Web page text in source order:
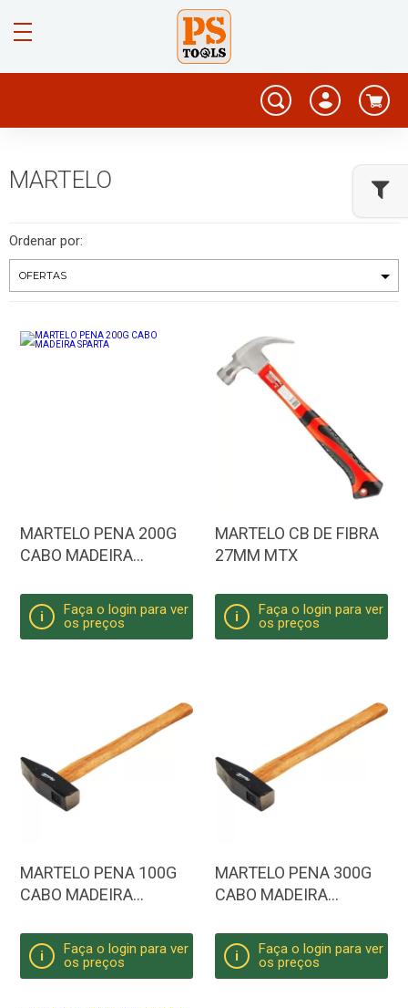
MARTELO
Ordenar por:
MARTELO PENA 200G
CABO MADEIRA
i
Faça o login para ver
os preços
MARTELO CB DE FIBRA
27MM MTX
i
Faça o login para ver
os preços
MARTELO PENA 100G
CABO MADEIRA
i
Faça o login para ver
os preços
MARTELO PENA 300G
CABO MADEIRA
i
Faça o login para ver
os preços